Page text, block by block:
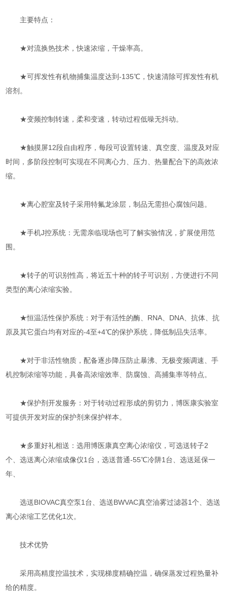
主要特点：
★对流换热技术，快速浓缩，干燥率高。
★可挥发性有机物捕集温度达到-135℃，快速清除可挥发性有机
溶剂。
★变频控制转速，柔和变速，转动过程低噪无抖动。
★触摸屏12段自由程序，每段可设置转速、真空度、温度及对应
时间，多阶段控制可实现在不同离心力、压力、热量配合下的高效浓
缩。
★离心腔室及转子采用特氟龙涂层，制品无需担心腐蚀问题。
★手机J控系统：无需亲临现场也可了解实验情况，扩展使用范
围。
★转子的可识别性高，将近五十种的转子可识别，方便进行不同
类型的离心浓缩实验。
★恒温活性保护系统：对于有活性的酶、RNA、DNA、抗体、抗
原及其它蛋白均有对应的-4至+4℃的保护系统，降低制品失活率。
★对于非活性物质，配备逐步降压防止暴沸、无极变频调速、手
机控制浓缩等功能，具备高浓缩效率、防腐蚀、高捕集率等特点。
★保护剂开发服务：对于转动过程形成的剪切力，博医康实验室
可提供开发对应的保护剂来保护样本。
★多重好礼相送：选用博医康真空离心浓缩仪，可选送转子2
个、选送离心浓缩成像仪1台，选送普通-55℃冷阱1台、选送延保一
年、
选送BIOVAC真空泵1台、选送BWVAC真空油雾过滤器1个、选送
离心浓缩工艺优化1次。
技术优势
采用高精度控温技术，实现梯度精确控温，确保蒸发过程热量补
给的精度。